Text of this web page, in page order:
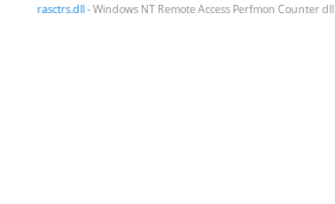
rasctrs.dll- Windows NT Remote Access Perfmon Counter dll